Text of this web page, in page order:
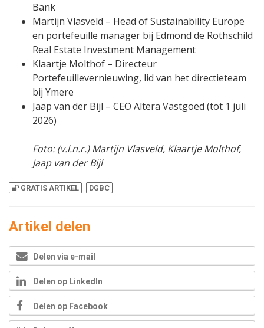
Bank
Martijn Vlasveld – Head of Sustainability Europe
en portefeuille manager bij Edmond de Rothschild
Real Estate Investment Management
Klaartje Molthof – Directeur
Portefeuillevernieuwing, lid van het directieteam
bij Ymere
Jaap van der Bijl – CEO Altera Vastgoed (tot 1 juli
2026)
Foto: (v.l.n.r.) Martijn Vlasveld, Klaartje Molthof,
Jaap van der Bijl
GRATIS ARTIKEL DGBC
Artikel delen
Delen via e-mail
Delen op LinkedIn
Delen op Facebook